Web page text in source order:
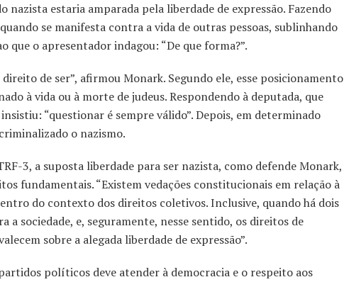
estaria amparada pela liberdade de expressão. Fazendo
se manifesta contra a vida de outras pessoas, sublinhando
que o apresentador indagou: “De que forma?”.
de ser”, afirmou Monark. Segundo ele, esse posicionamento
à vida ou à morte de judeus. Respondendo à deputada, que
“questionar é sempre válido”. Depois, em determinado
o nazismo.
3, a suposta liberdade para ser nazista, como defende Monark,
fundamentais. “Existem vedações constitucionais em relação à
do contexto dos direitos coletivos. Inclusive, quando há dois
sociedade, e, seguramente, nesse sentido, os direitos de
sobre a alegada liberdade de expressão”.
políticos deve atender à democracia e o respeito aos